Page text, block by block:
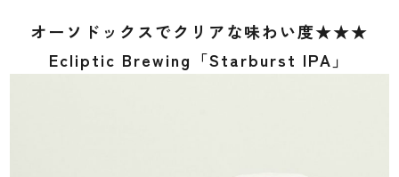
オーソドックスでクリアな味わい度★★★
Ecliptic Brewing「Starburst IPA」